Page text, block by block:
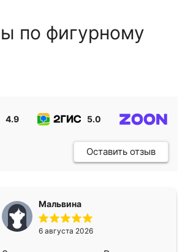
по фигурному
4.9 5.0
Оставить отзыв
Мальвина
6 августа 2026